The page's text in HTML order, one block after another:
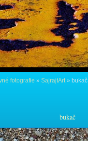
fotografie » SajrajtArt» bukač
bukač